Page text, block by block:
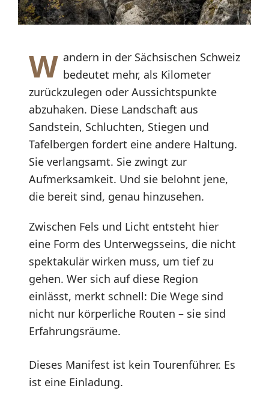
W andern in der Sächsischen Schweiz
bedeutet mehr, als Kilometer
zurückzulegen oder Aussichtspunkte
abzuhaken. Diese Landschaft aus
Sandstein, Schluchten, Stiegen und
Tafelbergen fordert eine andere Haltung.
Sie verlangsamt. Sie zwingt zur
Aufmerksamkeit. Und sie belohnt jene,
die bereit sind, genau hinzusehen.
Zwischen Fels und Licht entsteht hier
eine Form des Unterwegsseins, die nicht
spektakulär wirken muss, um tief zu
gehen. Wer sich auf diese Region
einlässt, merkt schnell: Die Wege sind
nicht nur körperliche Routen – sie sind
Erfahrungsräume.
Dieses Manifest ist kein Tourenführer. Es
ist eine Einladung.